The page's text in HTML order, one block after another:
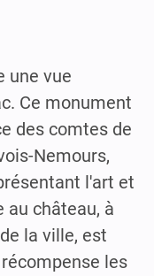
une vue
Ce monument
des comtes de
Nemours,
l'art et
au château, à
la ville, est
les